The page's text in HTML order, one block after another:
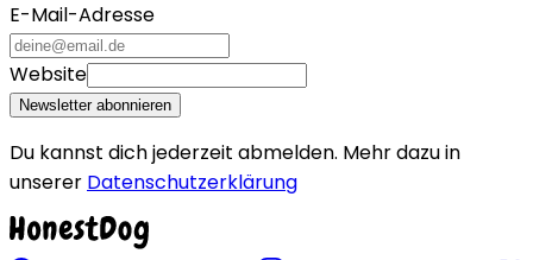
E-Mail-Adresse
Website
Newsletter abonnieren
Du kannst dich jederzeit abmelden. Mehr dazu in
unserer Datenschutzerklärung